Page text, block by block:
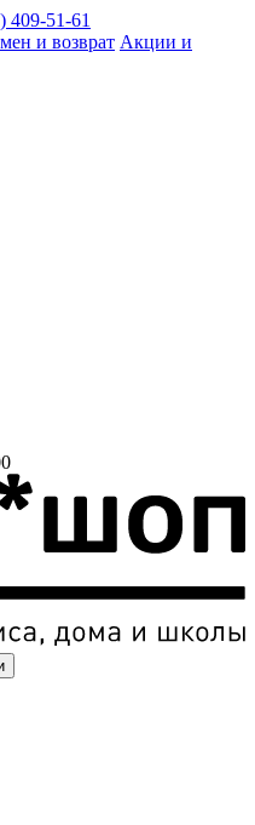
409-51-61
и возврат Акции и